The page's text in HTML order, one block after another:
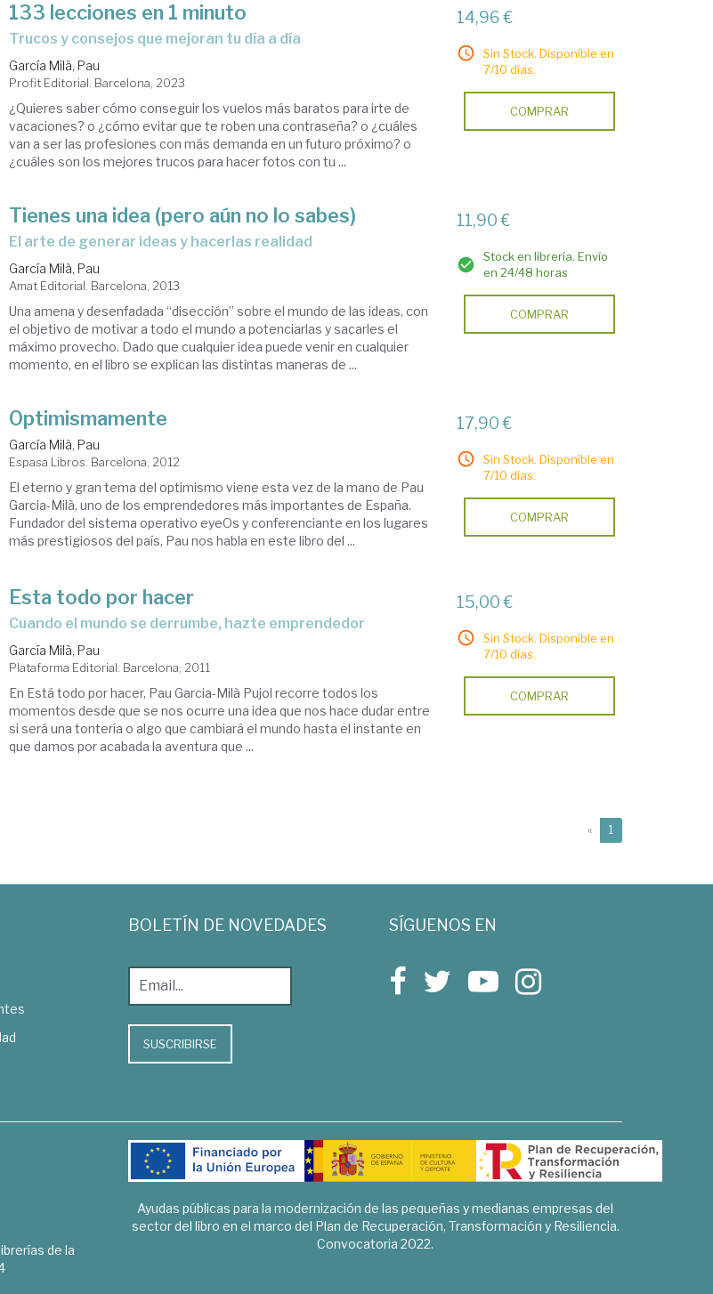
133 lecciones en 1 minuto
trucos y consejos que mejoran tu día a día
García Milà, Pau
Profit Editorial. Barcelona, 2023
¿Quieres saber cómo conseguir los vuelos más baratos para irte de
vacaciones? o ¿cómo evitar que te roben una contraseña? o ¿cuáles
van a ser las profesiones con más demanda en un futuro próximo? o
¿cuáles son los mejores trucos para hacer fotos con tu ...
14,96 €
Sin Stock. Disponible en
7/10 días.
COMPRAR
Tienes una idea (pero aún no lo sabes)
el arte de generar ideas y hacerlas realidad
García Milà, Pau
Amat Editorial. Barcelona, 2013
Una amena y desenfadada “disección” sobre el mundo de las ideas, con
el objetivo de motivar a todo el mundo a potenciarlas y sacarles el
máximo provecho. Dado que cualquier idea puede venir en cualquier
momento, en el libro se explican las distintas maneras de ...
11,90 €
Stock en librería. Envío
en 24/48 horas
COMPRAR
Optimismamente
García Milà, Pau
Espasa Libros. Barcelona, 2012
El eterno y gran tema del optimismo viene esta vez de la mano de Pau
Garcia-Milà, uno de los emprendedores más importantes de España.
Fundador del sistema operativo eyeOs y conferenciante en los lugares
más prestigiosos del país, Pau nos habla en este libro del ...
17,90 €
Sin Stock. Disponible en
7/10 días.
COMPRAR
Esta todo por hacer
cuando el mundo se derrumbe, hazte emprendedor
García Milà, Pau
Plataforma Editorial. Barcelona, 2011
En Está todo por hacer, Pau Garcia-Milà Pujol recorre todos los
momentos desde que se nos ocurre una idea que nos hace dudar entre
si será una tontería o algo que cambiará el mundo hasta el instante en
que damos por acabada la aventura que ...
15,00 €
Sin Stock. Disponible en
7/10 días.
COMPRAR
« 1
BOLETÍN DE NOVEDADES
SUSCRIBIRSE
SÍGUENOS EN
de la
Ayudas públicas para la modernización de las pequeñas y medianas empresas del
sector del libro en el marco del Plan de Recuperación, Transformación y Resiliencia.
Convocatoria 2022.